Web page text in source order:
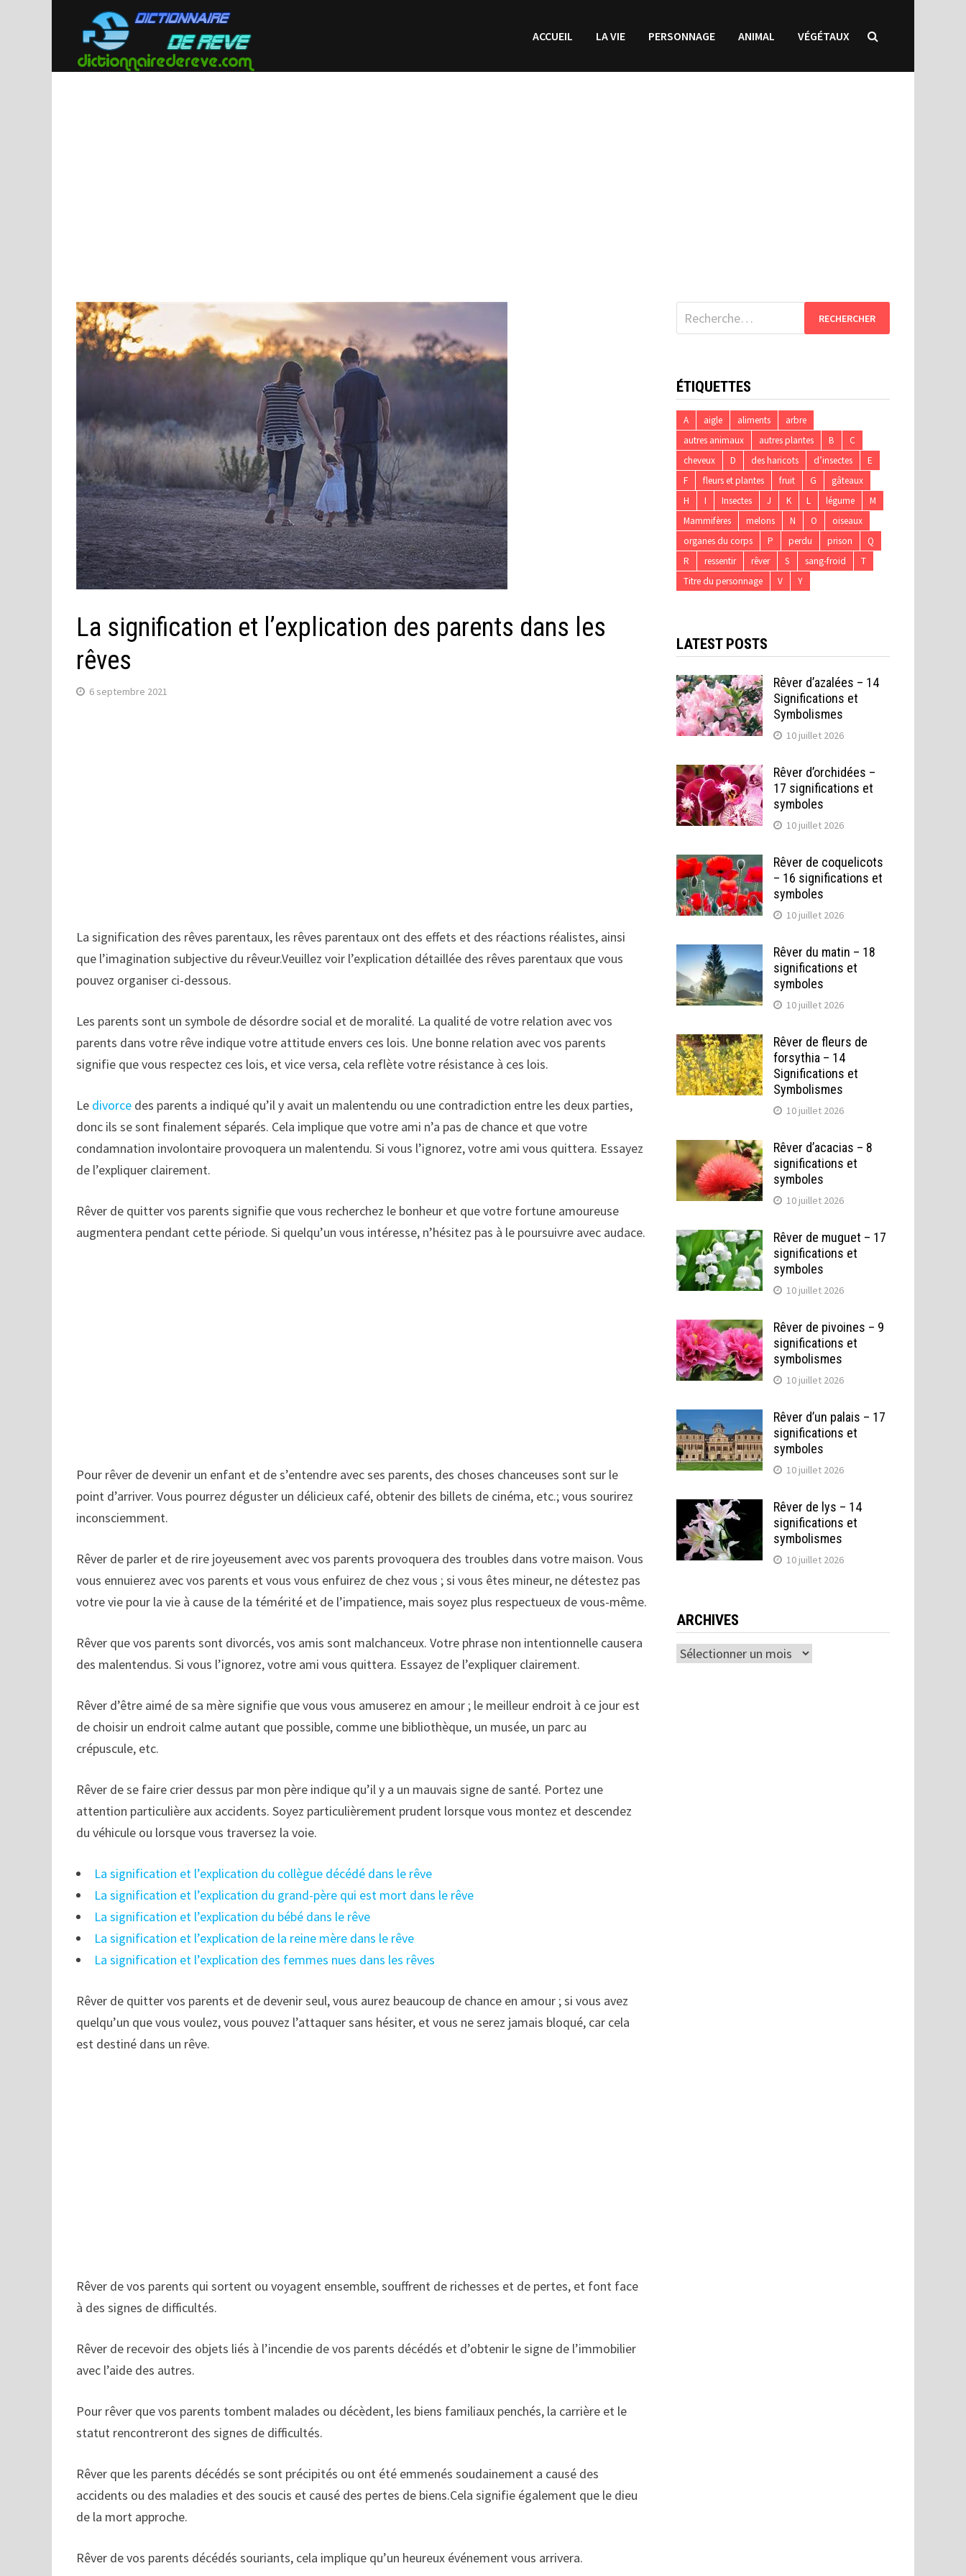
contenu
ACCUEIL LA VIE PERSONNAGE ANIMAL VÉGÉTAUX
La signification et l’explication des parents dans les
rêves
6 septembre 2021
La signification des rêves parentaux, les rêves parentaux ont des effets et des réactions réalistes, ainsi
que l’imagination subjective du rêveur.Veuillez voir l’explication détaillée des rêves parentaux que vous
pouvez organiser ci-dessous.
Les parents sont un symbole de désordre social et de moralité. La qualité de votre relation avec vos
parents dans votre rêve indique votre attitude envers ces lois. Une bonne relation avec vos parents
signifie que vous respectez ces lois, et vice versa, cela reflète votre résistance à ces lois.
Le divorce des parents a indiqué qu’il y avait un malentendu ou une contradiction entre les deux parties,
donc ils se sont finalement séparés. Cela implique que votre ami n’a pas de chance et que votre
condamnation involontaire provoquera un malentendu. Si vous l’ignorez, votre ami vous quittera. Essayez
de l’expliquer clairement.
Rêver de quitter vos parents signifie que vous recherchez le bonheur et que votre fortune amoureuse
augmentera pendant cette période. Si quelqu’un vous intéresse, n’hésitez pas à le poursuivre avec audace.
Pour rêver de devenir un enfant et de s’entendre avec ses parents, des choses chanceuses sont sur le
point d’arriver. Vous pourrez déguster un délicieux café, obtenir des billets de cinéma, etc.; vous sourirez
inconsciemment.
Rêver de parler et de rire joyeusement avec vos parents provoquera des troubles dans votre maison. Vous
vous ennuierez avec vos parents et vous vous enfuirez de chez vous ; si vous êtes mineur, ne détestez pas
votre vie pour la vie à cause de la témérité et de l’impatience, mais soyez plus respectueux de vous-même.
Rêver que vos parents sont divorcés, vos amis sont malchanceux. Votre phrase non intentionnelle causera
des malentendus. Si vous l’ignorez, votre ami vous quittera. Essayez de l’expliquer clairement.
Rêver d’être aimé de sa mère signifie que vous vous amuserez en amour ; le meilleur endroit à ce jour est
de choisir un endroit calme autant que possible, comme une bibliothèque, un musée, un parc au
crépuscule, etc.
Rêver de se faire crier dessus par mon père indique qu’il y a un mauvais signe de santé. Portez une
attention particulière aux accidents. Soyez particulièrement prudent lorsque vous montez et descendez
du véhicule ou lorsque vous traversez la voie.
La signification et l’explication du collègue décédé dans le rêve
La signification et l’explication du grand-père qui est mort dans le rêve
La signification et l’explication du bébé dans le rêve
La signification et l’explication de la reine mère dans le rêve
La signification et l’explication des femmes nues dans les rêves
Rêver de quitter vos parents et de devenir seul, vous aurez beaucoup de chance en amour ; si vous avez
quelqu’un que vous voulez, vous pouvez l’attaquer sans hésiter, et vous ne serez jamais bloqué, car cela
est destiné dans un rêve.
Rêver de vos parents qui sortent ou voyagent ensemble, souffrent de richesses et de pertes, et font face
à des signes de difficultés.
Rêver de recevoir des objets liés à l’incendie de vos parents décédés et d’obtenir le signe de l’immobilier
avec l’aide des autres.
Pour rêver que vos parents tombent malades ou décèdent, les biens familiaux penchés, la carrière et le
statut rencontreront des signes de difficultés.
Rêver que les parents décédés se sont précipités ou ont été emmenés soudainement a causé des
accidents ou des maladies et des soucis et causé des pertes de biens.Cela signifie également que le dieu
de la mort approche.
Rêver de vos parents décédés souriants, cela implique qu’un heureux événement vous arrivera.
Rechercher :
ÉTIQUETTES
A aigle aliments
arbre
autres animaux
autres plantes B
C
cheveux
D des haricots d’insectes
E
F
fleurs et plantes fruit G
gâteaux
H
I Insectes J K L légume
M
Mammifères
melons N O
oiseaux
organes du corps
P perdu prison
Q
R
ressentir rêver S sang-froid
T
Titre du personnage
V Y
LATEST POSTS
Rêver d’azalées – 14
Significations et
Symbolismes
10 juillet 2026
Rêver d’orchidées –
17 significations et
symboles
10 juillet 2026
Rêver de coquelicots
– 16 significations et
symboles
10 juillet 2026
Rêver du matin – 18
significations et
symboles
10 juillet 2026
Rêver de fleurs de
forsythia – 14
Significations et
Symbolismes
10 juillet 2026
Rêver d’acacias – 8
significations et
symboles
10 juillet 2026
Rêver de muguet – 17
significations et
symboles
10 juillet 2026
Rêver de pivoines – 9
significations et
symbolismes
10 juillet 2026
Rêver d’un palais – 17
significations et
symboles
10 juillet 2026
Rêver de lys – 14
significations et
symbolismes
10 juillet 2026
ARCHIVES
Archives